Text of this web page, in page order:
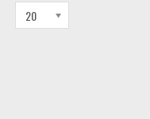
Affichage
#
20